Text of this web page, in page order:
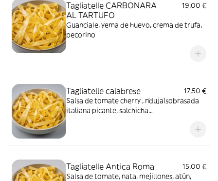
Tagliatelle CARBONARA
AL TARTUFO
19,00 €
Guanciale, yema de huevo, crema de trufa,
pecorino
Tagliatelle calabrese
17,50 €
Salsa de tomate cherry , n’duja(sobrasada
italiana picante, salchicha
Tagliatelle Antica Roma
15,00 €
Salsa de tomate, nata, mejillones, atún,